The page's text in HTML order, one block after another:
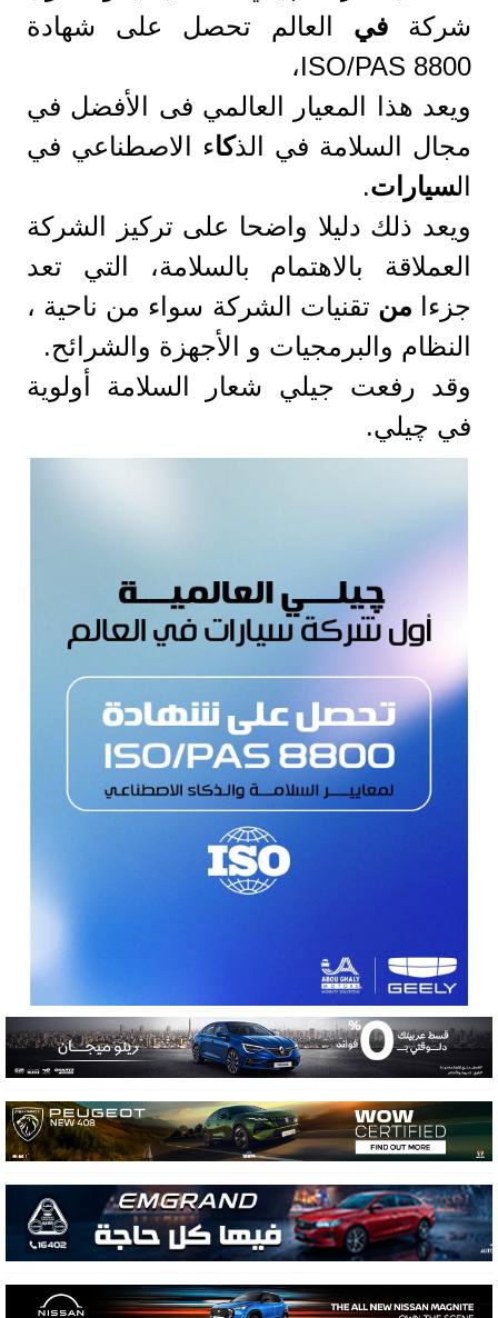
شركة في العالم تحصل على شهادة
ISO/PAS 8800،
ويعد هذا المعيار العالمي فى الأفضل في
مجال السلامة في الذكاء الاصطناعي في
السيارات.
ويعد ذلك دليلا واضحا على تركيز الشركة
العملاقة بالاهتمام بالسلامة، التي تعد
جزءا من تقنيات الشركة سواء من ناحية ،
النظام والبرمجيات و الأجهزة والشرائح.
وقد رفعت جيلي شعار السلامة أولوية
في چيلي.